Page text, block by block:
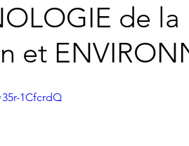
de la
et
1CfcrdQ